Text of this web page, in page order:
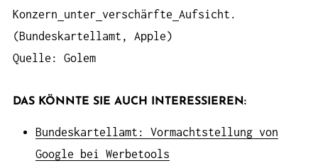
Konzern
unter verschärfte Aufsicht.
(Bundeskartellamt, Apple)
Quelle: Golem
DAS KÖNNTE SIE AUCH INTERESSIEREN:
Bundeskartellamt: Vormachtstellung von
Google bei Werbetools